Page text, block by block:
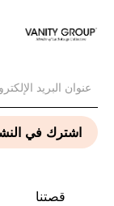
قصتنا